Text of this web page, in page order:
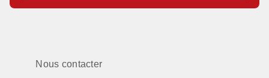
Nous contacter